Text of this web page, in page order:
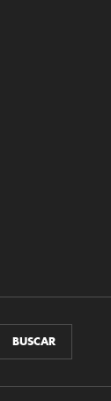
BUSCAR